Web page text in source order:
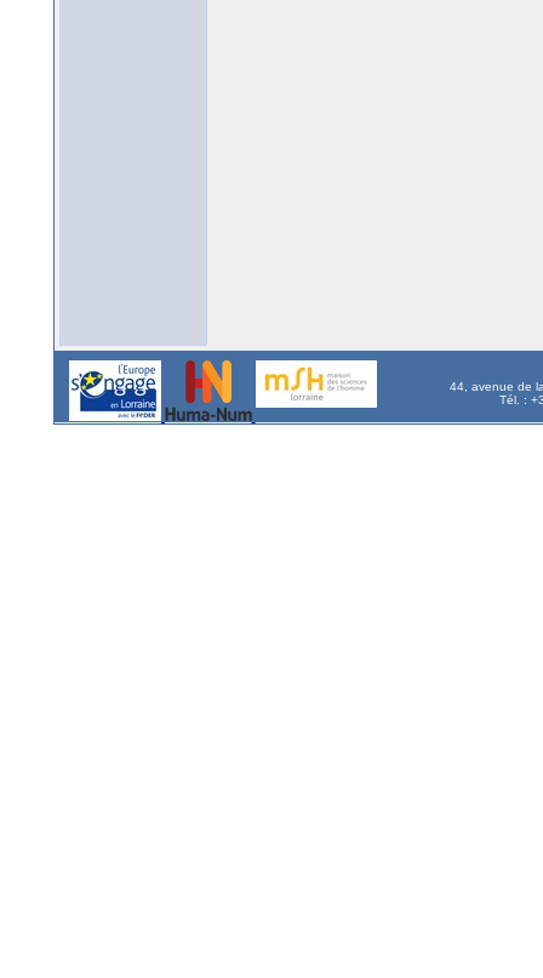
44, avenue de
Tél. :